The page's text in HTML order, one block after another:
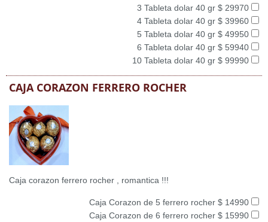
3 Tableta dolar 40 gr $ 29970
4 Tableta dolar 40 gr $ 39960
5 Tableta dolar 40 gr $ 49950
6 Tableta dolar 40 gr $ 59940
10 Tableta dolar 40 gr $ 99990
CAJA CORAZON FERRERO ROCHER
Caja corazon ferrero rocher , romantica !!!
Caja Corazon de 5 ferrero rocher $ 14990
Caja Corazon de 6 ferrero rocher $ 15990